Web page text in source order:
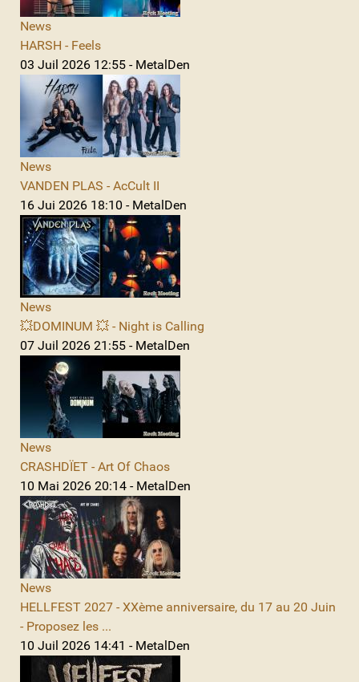
News
HARSH - Feels
03 Juil 2026 12:55 - MetalDen
News
VANDEN PLAS - AcCult II
16 Jui 2026 18:10 - MetalDen
News
💥DOMINUM 💥 - Night is Calling
07 Juil 2026 21:55 - MetalDen
News
CRASHDÏET - Art Of Chaos
10 Mai 2026 20:14 - MetalDen
News
HELLFEST 2027 - XXème anniversaire, du 17 au 20 Juin
- Proposez les ...
10 Juil 2026 14:41 - MetalDen